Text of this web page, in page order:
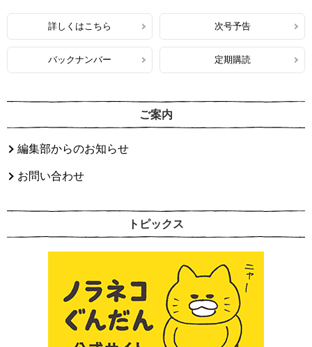
詳しくはこちら 次号予告
バックナンバー 定期購読
ご案内
編集部からのお知らせ
お問い合わせ
トピックス